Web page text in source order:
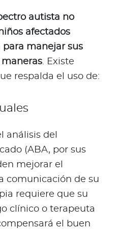
autista no
afectados
manejar sus
. Existe
respalda el uso de:
análisis del
(ABA, por sus
mejorar el
comunicación de su
requiere que su
clínico o terapeuta
el buen